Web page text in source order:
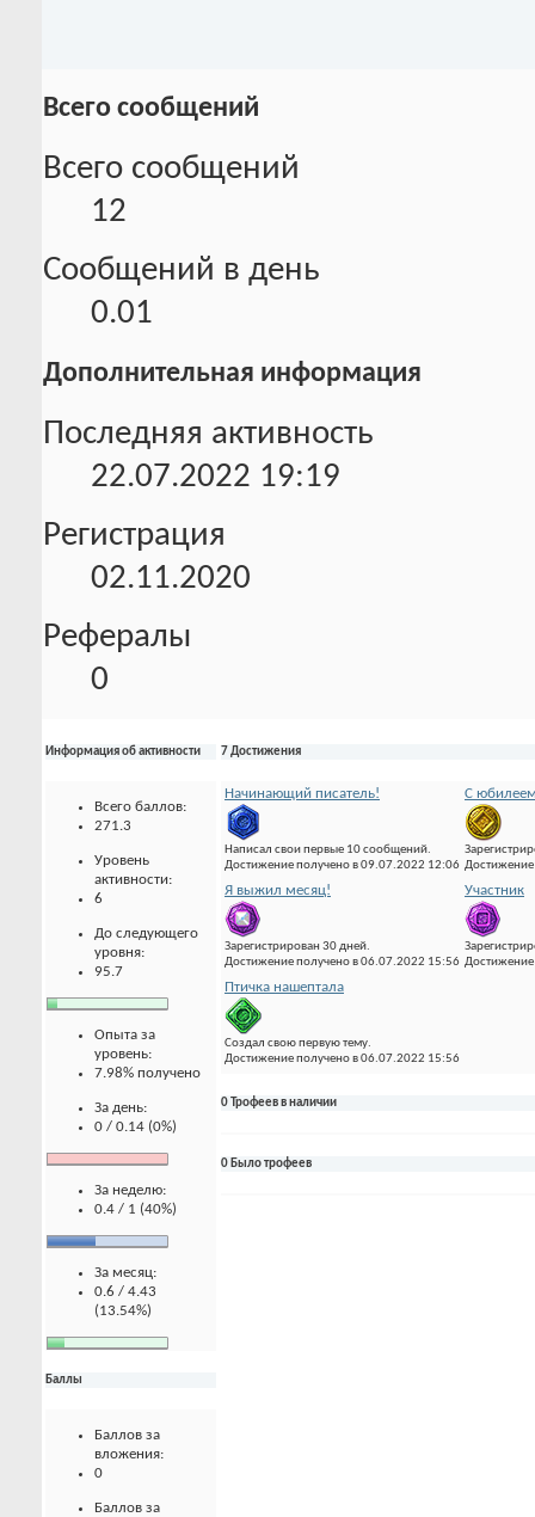
Всего сообщений
Всего сообщений
12
Сообщений в день
0.01
Дополнительная информация
Последняя активность
22.07.2022 19:19
Регистрация
02.11.2020
Рефералы
0
Информация об активности
Всего баллов:
271.3
Уровень
активности:
6
До следующего
уровня:
95.7
Опыта за
уровень:
7.98% получено
За день:
0 / 0.14 (0%)
За неделю:
0.4 / 1 (40%)
За месяц:
0.6 / 4.43
(13.54%)
Баллы
Баллов за
вложения:
0
Баллов за
7 Достижения
Начинающий писатель!
Написал свои первые 10 сообщений.
Достижение получено в 09.07.2022 12:06
С
Я выжил месяц!
Зарегистрирован 30 дней.
Достижение получено в 06.07.2022 15:56
Участник
Птичка нашептала
Создал свою первую тему.
Достижение получено в 06.07.2022 15:56
0 Трофеев в наличии
0 Было трофеев